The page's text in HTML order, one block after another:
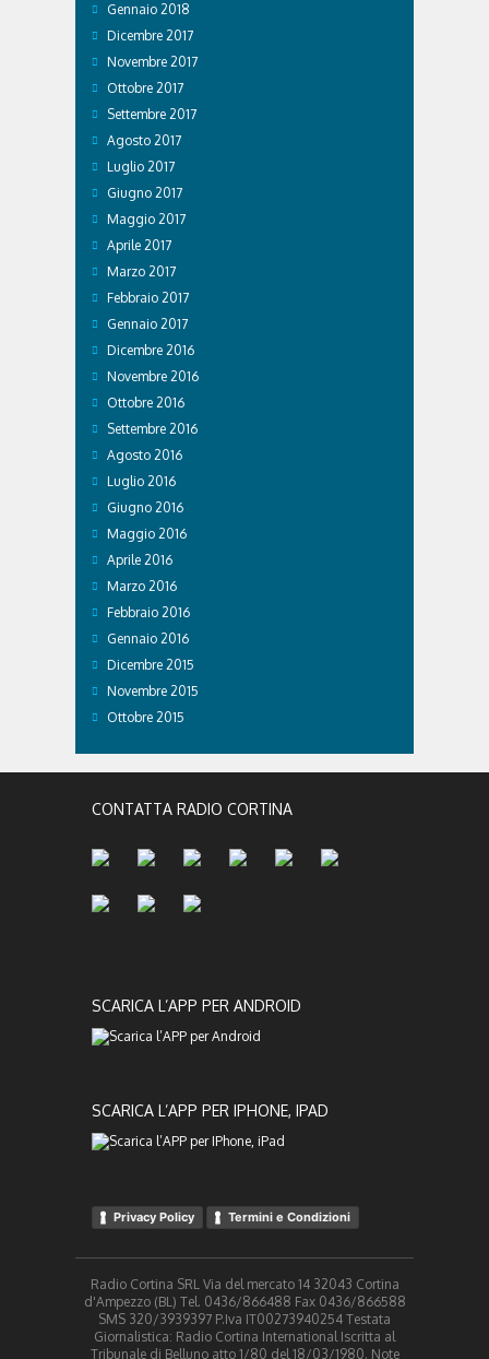
Gennaio 2018
Dicembre 2017
Novembre 2017
Ottobre 2017
Settembre 2017
Agosto 2017
Luglio 2017
Giugno 2017
Maggio 2017
Aprile 2017
Marzo 2017
Febbraio 2017
Gennaio 2017
Dicembre 2016
Novembre 2016
Ottobre 2016
Settembre 2016
Agosto 2016
Luglio 2016
Giugno 2016
Maggio 2016
Aprile 2016
Marzo 2016
Febbraio 2016
Gennaio 2016
Dicembre 2015
Novembre 2015
Ottobre 2015
CONTATTA RADIO CORTINA
SCARICA L’APP PER ANDROID
SCARICA L’APP PER IPHONE, IPAD
Privacy Policy Termini e Condizioni
Radio Cortina SRL Via del mercato 14 32043 Cortina
d'Ampezzo (BL) Tel. 0436/866488 Fax 0436/866588
SMS 320/3939397 P.Iva IT00273940254 Testata
Giornalistica: Radio Cortina International Iscritta al
Tribunale di Belluno atto 1/80 del 18/03/1980. Note